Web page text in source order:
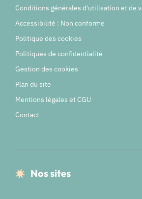
Conditions générales d'utilisation et de
Accessibilité : Non conforme
Politique des cookies
Politiques de confidentialité
Gestion des cookies
Plan du site
Mentions légales et CGU
Contact
Nos sites